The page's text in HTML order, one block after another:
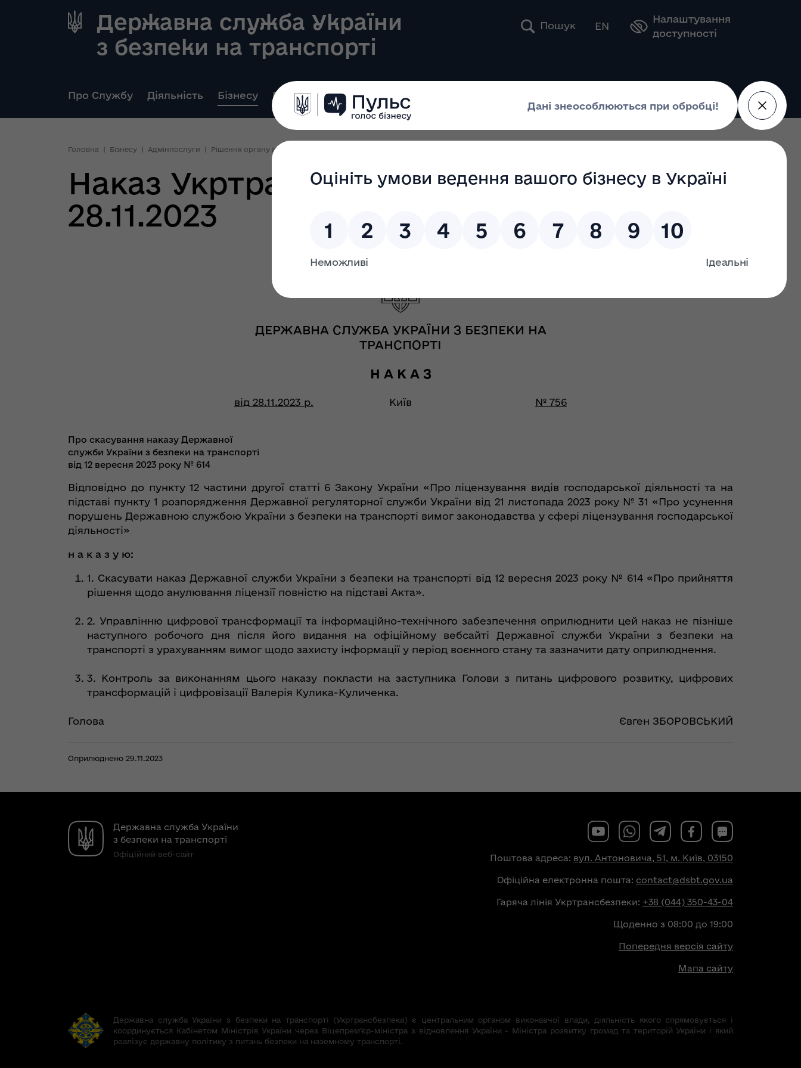
Державна служба України
з безпеки на транспорті
Пошук Оберіть свою мову
EN
Налаштування
доступності
Про Службу Діяльність Бізнесу Реєстри Громадянам
Головна Бізнесу Адмінпослуги Рішення органу ліцензування
Наказ Укртрансбезпеки №756 від
28.11.2023
ДЕРЖАВНА СЛУЖБА УКРАЇНИ З БЕЗПЕКИ НА
ТРАНСПОРТІ
Н А К А З
від 28.11.2023 р. Київ № 756
Про скасування наказу Державної
служби України з безпеки на транспорті
від 12 вересня 2023 року № 614
Відповідно до пункту 12 частини другої статті 6 Закону України «Про ліцензування видів господарської діяльності та на
підставі пункту 1 розпорядження Державної регуляторної служби України від 21 листопада 2023 року № 31 «Про усунення
порушень Державною службою України з безпеки на транспорті вимог законодавства у сфері ліцензування господарської
діяльності»
н а к а з у ю:
1. Скасувати наказ Державної служби України з безпеки на транспорті від 12 вересня 2023 року № 614 «Про прийняття
рішення щодо анулювання ліцензії повністю на підставі Акта».
2. Управлінню цифрової трансформації та інформаційно-технічного забезпечення оприлюднити цей наказ не пізніше
наступного робочого дня після його видання на офіційному вебсайті Державної служби України з безпеки на
транспорті з урахуванням вимог щодо захисту інформації у період воєнного стану та зазначити дату оприлюднення.
3. Контроль за виконанням цього наказу покласти на заступника Голови з питань цифрового розвитку, цифрових
трансформацій і цифровізації Валерія Кулика-Куличенка.
Голова Євген ЗБОРОВСЬКИЙ
Оприлюднено 29.11.2023
Державна служба України
з безпеки на транспорті
Офіційний веб-сайт Поштова адреса: вул. Антоновича, 51, м. Київ, 03150
Офіційна електронна пошта: contact@dsbt.gov.ua
Гаряча лінія Укртрансбезпеки: +38 (044) 350-43-04
Щоденно з 08:00 до 19:00
Попередня версія сайту
Мапа сайту
Державна служба України з безпеки на транспорті (Укртрансбезпека) є центральним органом виконавчої влади, діяльність якого спрямовується і
координується Кабінетом Міністрів України через Віцепрем’єр-міністра з відновлення України - Міністра розвитку громад та територій України і який
реалізує державну політику з питань безпеки на наземному транспорті.